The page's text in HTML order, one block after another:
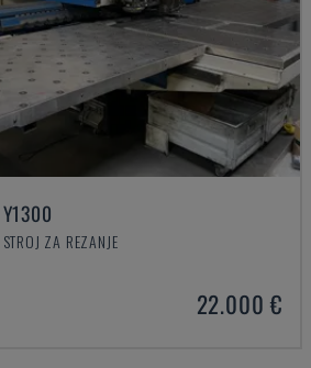
ZA REZANJE
22.000 €